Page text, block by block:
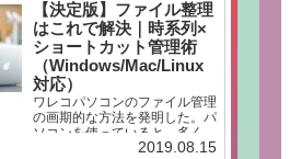
【決定版】ファイル整理
はこれで解決｜時系列×
ショートカット管理術
（Windows/Mac/Linux
対応）
ワレコパソコンのファイル管理
の画期的な方法を発明した。パ
ソコンを使っていると、多くの
人が同じ悩みにぶつかります。
2019.08.15